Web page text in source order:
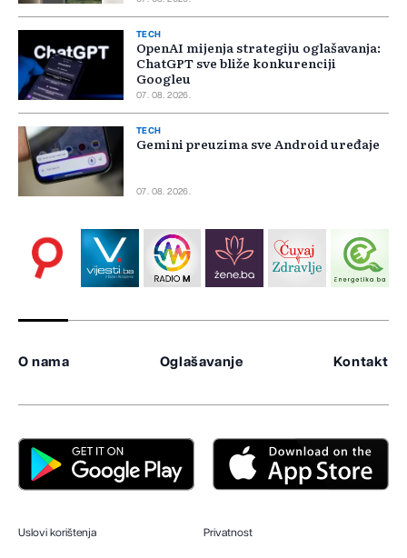
TECH
OpenAI mijenja strategiju oglašavanja:
ChatGPT sve bliže konkurenciji
Googleu
07. 08. 2026.
TECH
Gemini preuzima sve Android uređaje
07. 08. 2026.
O nama Oglašavanje Kontakt
Uslovi korištenja Privatnost